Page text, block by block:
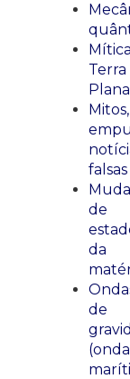
Terra
Plana
Mitos,
falsas
de
da
de